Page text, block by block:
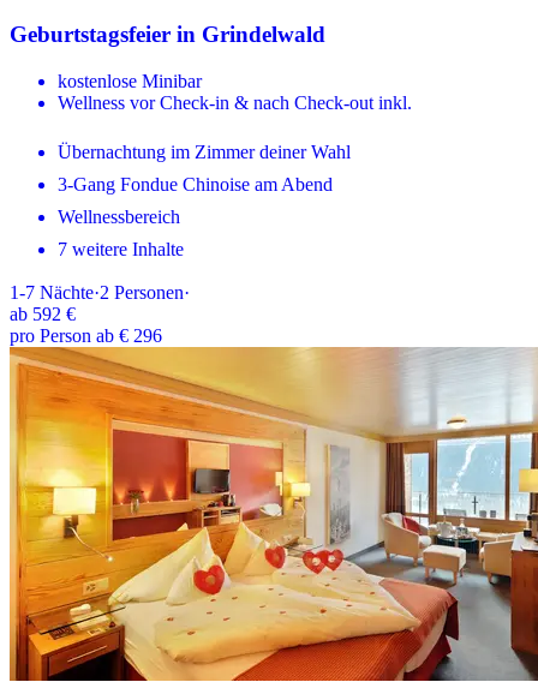
Geburtstagsfeier in Grindelwald
kostenlose Minibar
Wellness vor Check-in & nach Check-out inkl.
Übernachtung im Zimmer deiner Wahl
3-Gang Fondue Chinoise am Abend
Wellnessbereich
7 weitere Inhalte
1-7 Nächte·2 Personen·
ab 592 €
pro Person ab € 296